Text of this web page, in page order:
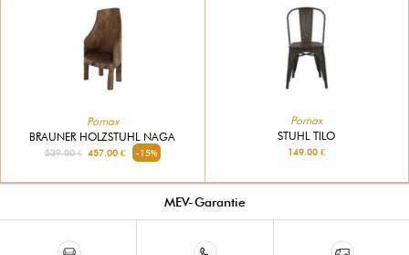
Pomax
BRAUNER HOLZSTUHL NAGA
539.00 €457.00 € -15%
Pomax
STUHL TILO
149.00 €
MEV-Garantie